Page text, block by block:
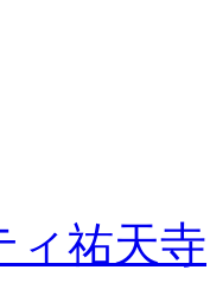
ィ祐天寺